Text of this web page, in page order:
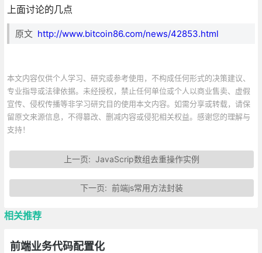
上面讨论的几点
原文 http://www.bitcoin86.com/news/42853.html
本文内容仅供个人学习、研究或参考使用，不构成任何形式的决策建议、
专业指导或法律依据。未经授权，禁止任何单位或个人以商业售卖、虚假
宣传、侵权传播等非学习研究目的使用本文内容。如需分享或转载，请保
留原文来源信息，不得篡改、删减内容或侵犯相关权益。感谢您的理解与
支持！
上一页: JavaScrip数组去重操作实例
下一页: 前端js常用方法封装
相关推荐
前端业务代码配置化